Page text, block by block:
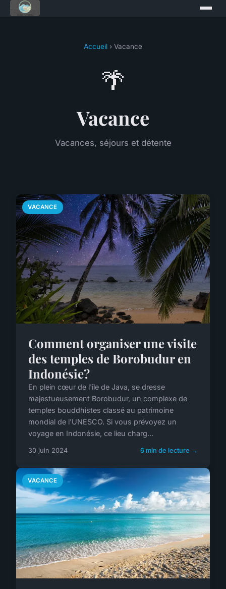
Accueil › Vacance
🌴
Vacance
Vacances, séjours et détente
VACANCE
Comment organiser une visite
des temples de Borobudur en
Indonésie?
En plein cœur de l'île de Java, se dresse
majestueusement Borobudur, un complexe de
temples bouddhistes classé au patrimoine
mondial de l'UNESCO. Si vous prévoyez un
voyage en Indonésie, ce lieu charg...
30 juin 2024 6 min de lecture →
VACANCE